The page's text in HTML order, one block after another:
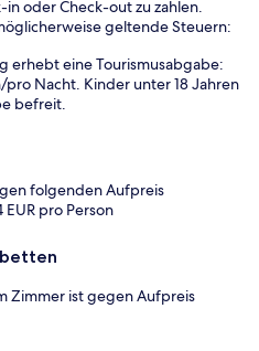
oder Check-out zu zahlen.
geltende Steuern:
erhebt eine Tourismusabgabe:
pro Nacht. Kinder unter 18 Jahren
befreit.
folgenden Aufpreis
pro Person
Zimmer ist gegen Aufpreis